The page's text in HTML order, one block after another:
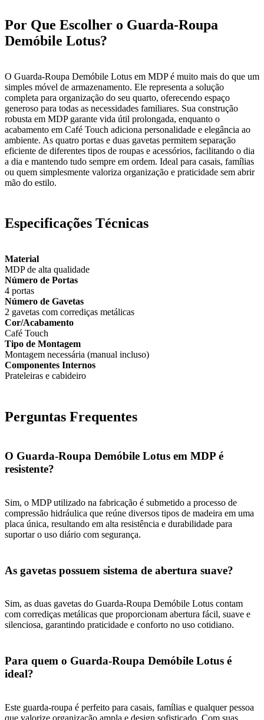
Por Que Escolher o Guarda-Roupa
Demóbile Lotus?
O Guarda-Roupa Demóbile Lotus em MDP é muito mais do que um
simples móvel de armazenamento. Ele representa a solução
completa para organização do seu quarto, oferecendo espaço
generoso para todas as necessidades familiares. Sua construção
robusta em MDP garante vida útil prolongada, enquanto o
acabamento em Café Touch adiciona personalidade e elegância ao
ambiente. As quatro portas e duas gavetas permitem separação
eficiente de diferentes tipos de roupas e acessórios, facilitando o dia
a dia e mantendo tudo sempre em ordem. Ideal para casais, famílias
ou quem simplesmente valoriza organização e praticidade sem abrir
mão do estilo.
Especificações Técnicas
Material
MDP de alta qualidade
Número de Portas
4 portas
Número de Gavetas
2 gavetas com corrediças metálicas
Cor/Acabamento
Café Touch
Tipo de Montagem
Montagem necessária (manual incluso)
Componentes Internos
Prateleiras e cabideiro
Perguntas Frequentes
O Guarda-Roupa Demóbile Lotus em MDP é
resistente?
Sim, o MDP utilizado na fabricação é submetido a processo de
compressão hidráulica que reúne diversos tipos de madeira em uma
placa única, resultando em alta resistência e durabilidade para
suportar o uso diário com segurança.
As gavetas possuem sistema de abertura suave?
Sim, as duas gavetas do Guarda-Roupa Demóbile Lotus contam
com corrediças metálicas que proporcionam abertura fácil, suave e
silenciosa, garantindo praticidade e conforto no uso cotidiano.
Para quem o Guarda-Roupa Demóbile Lotus é
ideal?
Este guarda-roupa é perfeito para casais, famílias e qualquer pessoa
que valorize organização ampla e design sofisticado. Com suas